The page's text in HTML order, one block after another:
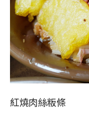
紅燒肉絲粄條